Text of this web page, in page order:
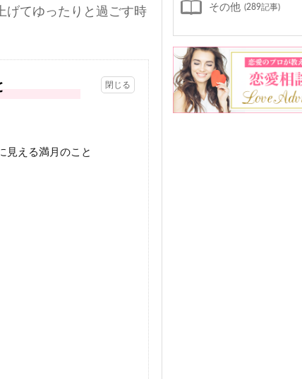
げてゆったりと過ごす時
見える満月のこと
その他 (289記事)